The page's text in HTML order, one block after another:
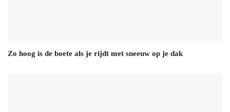
Zo hoog is de boete als je rijdt met sneeuw op je dak